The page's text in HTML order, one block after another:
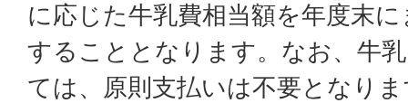
に応じた牛乳費相当額を年度末
することとなります。なお、牛
ては、原則支払いは不要となり